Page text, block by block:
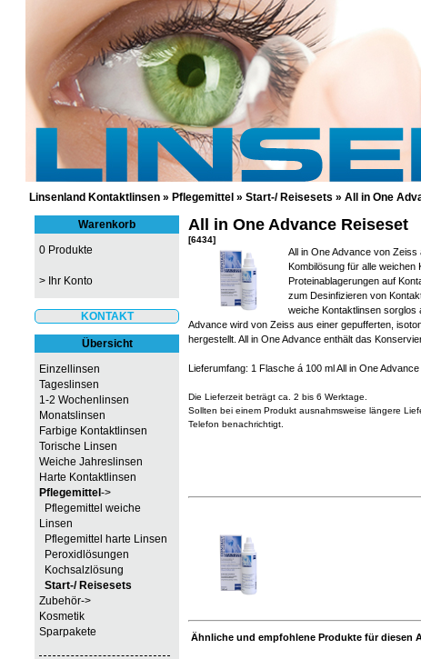
GÜNSTIGE KONTAKTLINSEN UND
Linsenland Kontaktlinsen » Pflegemittel » Start-/ Reisesets » All in One
Warenkorb
0 Produkte
> Ihr Konto
KONTAKT
Übersicht
Einzellinsen
Tageslinsen
1-2 Wochenlinsen
Monatslinsen
Farbige Kontaktlinsen
Torische Linsen
Weiche Jahreslinsen
Harte Kontaktlinsen
Pflegemittel->
Pflegemittel weiche
Linsen
Pflegemittel harte Linsen
Peroxidlösungen
Kochsalzlösung
Start-/ Reisesets
Zubehör->
Kosmetik
Sparpakete
All in One Advance Reiseset
[6434]
All in One Advance von
Kombilösung für alle weichen
Proteinablagerungen auf
zum Desinfizieren von
weiche Kontaktlinsen sorglos
Advance wird von Zeiss aus einer gepufferten,
hergestellt. All in One Advance enthält das
Lieferumfang: 1 Flasche á 100 ml All in One
Die Lieferzeit beträgt ca. 2 bis 6 Werktage.
Sollten bei einem Produkt ausnahmsweise längere
Telefon benachrichtigt.
Ähnliche und empfohlene Produkte für diesen